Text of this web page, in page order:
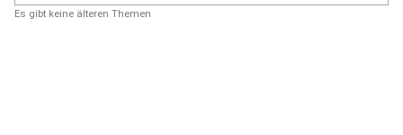
Es gibt keine älteren Themen